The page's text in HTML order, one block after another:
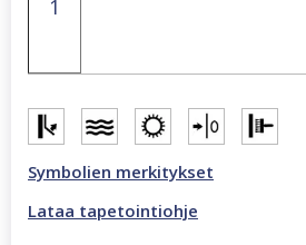
tapetti
Symbolien merkitykset
Lataa tapetointiohje